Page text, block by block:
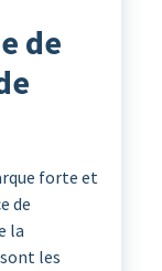
de
forte et
de
la
les